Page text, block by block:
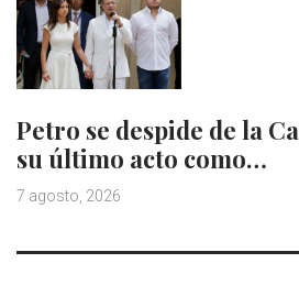
Petro se despide de la
su último acto como…
7 agosto, 2026